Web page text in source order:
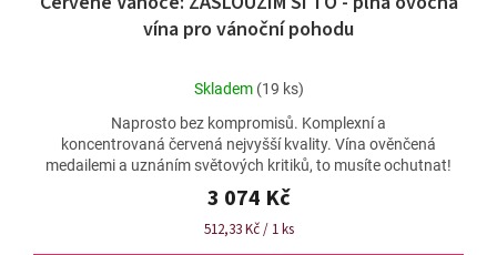
A
vína pro vánoční pohodu
Průměrné
produktu
je
4,8
z
5
hvězdiček.
Skladem (19 ks)
3 074 Kč
Měrná
512,33 Kč / 1 ks
Naprosto bez kompromisů. Komplexní a
koncentrovaná červená nejvyšší kvality. Vína ověnčená
medailemi a uznáním světových kritiků, to musíte ochutnat!